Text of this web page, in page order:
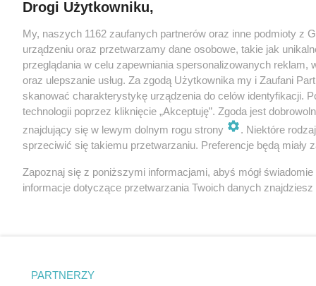
Drogi Użytkowniku,
My, naszych 1162 zaufanych partnerów oraz inne podmioty z
urządzeniu oraz przetwarzamy dane osobowe, takie jak
przeglądania w celu zapewniania spersonalizowanych
oraz ulepszanie usług. Za zgodą Użytkownika my i Zaufani
skanować charakterystykę urządzenia do celów identyfikacji.
technologii poprzez kliknięcie „Akceptuję”. Zgoda jest
znajdujący się w lewym dolnym rogu strony
. Niektóre
sprzeciwić się takiemu przetwarzaniu. Preferencje będą miały
Zapoznaj się z poniższymi informacjami, abyś mógł
informacje dotyczące przetwarzania Twoich danych
PARTNERZY